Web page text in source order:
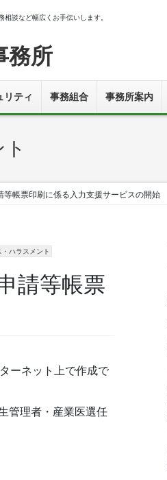
談など幅広くお手伝いします。
務所
リティ 事務組合 事務所案内
帳票印刷に係る入力支援サービスの開始
ハラスメント
請等帳票
ーネット上で作成で
管理者・産業医選任